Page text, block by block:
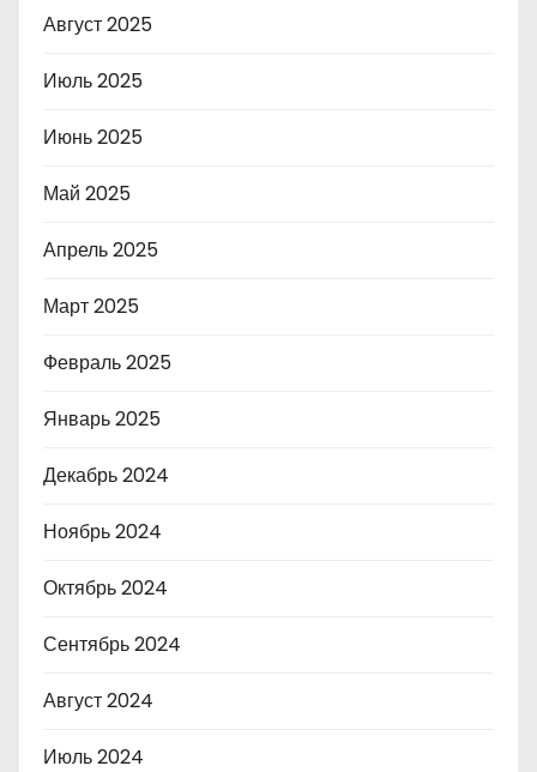
Август 2025
Июль 2025
Июнь 2025
Май 2025
Апрель 2025
Март 2025
Февраль 2025
Январь 2025
Декабрь 2024
Ноябрь 2024
Октябрь 2024
Сентябрь 2024
Август 2024
Июль 2024